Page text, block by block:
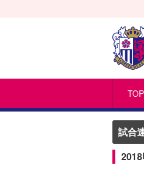
TOP
試合